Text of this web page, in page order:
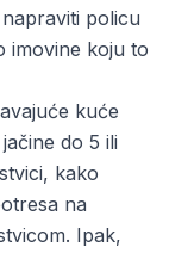
policu
imovine koju to
kuće
do 5 ili
kako
na
Ipak,